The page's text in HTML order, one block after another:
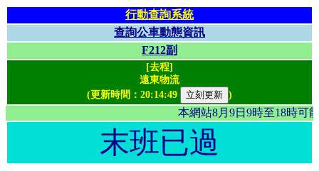
行動查詢系統
查詢公車動態資訊
F212副
[去程]
遠東物流
(更新時間： 20:14:49 )
本網站8月9日9時至18
末班已過